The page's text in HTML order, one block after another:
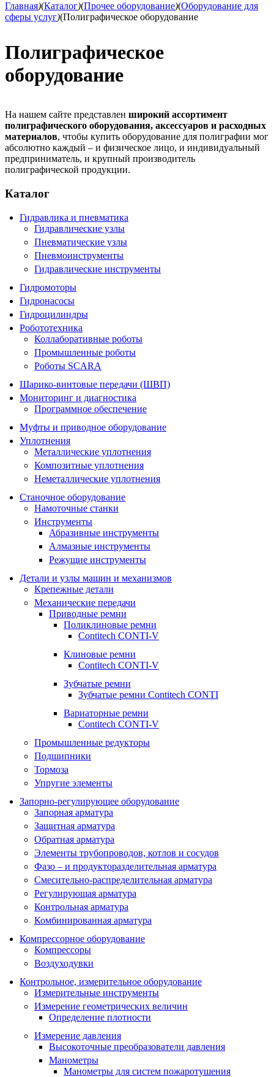
Главная)(Каталог)(Прочее оборудование)(Оборудование для
сферы услуг)(Полиграфическое оборудование
Полиграфическое
оборудование
На нашем сайте представлен широкий ассортимент
полиграфического оборудования, аксессуаров и расходных
материалов, чтобы купить оборудование для полиграфии мог
абсолютно каждый – и физическое лицо, и индивидуальный
предприниматель, и крупный производитель
полиграфической продукции.
Каталог
Гидравлика и пневматика
Гидравлические узлы
Пневматические узлы
Пневмоинструменты
Гидравлические инструменты
Гидромоторы
Гидронасосы
Гидроцилиндры
Робототехника
Коллаборативные роботы
Промышленные роботы
Роботы SCARA
Шарико-винтовые передачи (ШВП)
Мониторинг и диагностика
Программное обеспечение
Муфты и приводное оборудование
Уплотнения
Металлические уплотнения
Композитные уплотнения
Неметаллические уплотнения
Станочное оборудование
Намоточные станки
Инструменты
Абразивные инструменты
Алмазные инструменты
Режущие инструменты
Детали и узлы машин и механизмов
Крепежные детали
Механические передачи
Приводные ремни
Поликлиновые ремни
Contitech CONTI-V
Клиновые ремни
Contitech CONTI-V
Зубчатые ремни
Зубчатые ремни Contitech CONTI
Вариаторные ремни
Contitech CONTI-V
Промышленные редукторы
Подшипники
Тормоза
Упругие элементы
Запорно-регулирующее оборудование
Запорная арматура
Защитная арматура
Обратная арматура
Элементы трубопроводов, котлов и сосудов
Фазо – и продукторазделительная арматура
Смесительно-распределительная арматура
Регулирующая арматура
Контрольная арматура
Комбинированная арматура
Компрессорное оборудование
Компрессоры
Воздуходувки
Контрольное, измерительное оборудование
Измерительные инструменты
Измерение геометрических величин
Определение плотности
Измерение давления
Высокоточные преобразователи давления
Манометры
Манометры для систем пожаротушения